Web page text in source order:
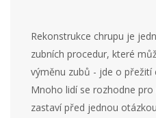
Rekonstrukce chrupu je
zubních procedur, které
výměnu zubů - jde o přežití
Mnoho lidí se rozhodne
zastaví před jednou